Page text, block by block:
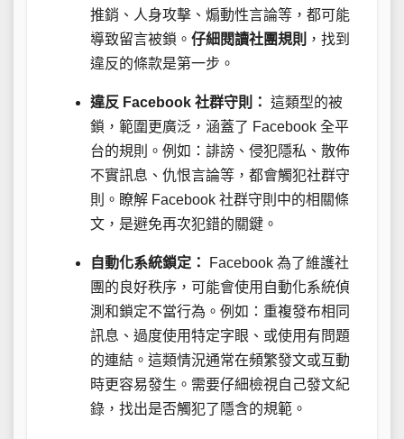
推銷、人身攻擊、煽動性言論等，都可能
導致留言被鎖。 仔細閱讀社團規則 ，找到
違反的條款是第一步。
違反 Facebook 社群守則： 這類型的被
鎖，範圍更廣泛，涵蓋了 Facebook 全平
台的規則。例如：誹謗、侵犯隱私、散佈
不實訊息、仇恨言論等，都會觸犯社群守
則。瞭解 Facebook 社群守則中的相關條
文，是避免再次犯錯的關鍵。
自動化系統鎖定：
Facebook 為了維護社
團的良好秩序，可能會使用自動化系統偵
測和鎖定不當行為。例如：重複發布相同
訊息、過度使用特定字眼、或使用有問題
的連結。這類情況通常在頻繁發文或互動
時更容易發生。需要仔細檢視自己發文紀
錄，找出是否觸犯了隱含的規範。